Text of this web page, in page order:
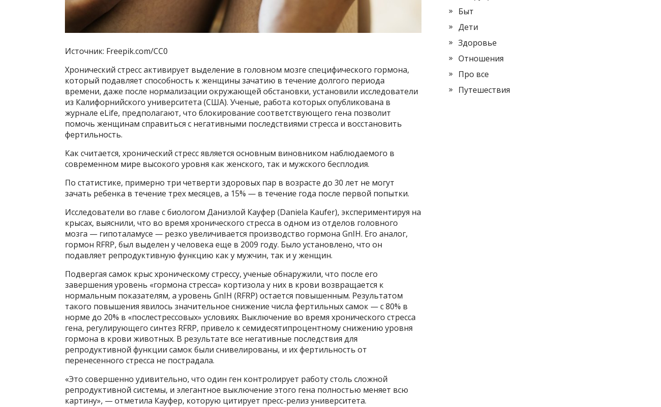
Источник: Freepik.com/CC0
Хронический стресс активирует выделение в головном мозге специфического гормона,
который подавляет способность к женщины зачатию в течение долгого периода
времени, даже после нормализации окружающей обстановки, установили исследователи
из Калифорнийского университета (США). Ученые, работа которых опубликована в
журнале eLife, предполагают, что блокирование соответствующего гена позволит
помочь женщинам справиться с негативными последствиями стресса и восстановить
фертильность.
Как считается, хронический стресс является основным виновником наблюдаемого в
современном мире высокого уровня как женского, так и мужского бесплодия.
По статистике, примерно три четверти здоровых пар в возрасте до 30 лет не могут
зачать ребенка в течение трех месяцев, а 15% — в течение года после первой попытки.
Исследователи во главе с биологом Даниэлой Кауфер (Daniela Kaufer), экспериментируя на
крысах, выяснили, что во время хронического стресса в одном из отделов головного
мозга — гипоталамусе — резко увеличивается производство гормона GnIH. Его аналог,
гормон RFRP, был выделен у человека еще в 2009 году. Было установлено, что он
подавляет репродуктивную функцию как у мужчин, так и у женщин.
Подвергая самок крыс хроническому стрессу, ученые обнаружили, что после его
завершения уровень «гормона стресса» кортизола у них в крови возвращается к
нормальным показателям, а уровень GnIH (RFRP) остается повышенным. Результатом
такого повышения явилось значительное снижение числа фертильных самок — с 80% в
норме до 20% в «послестрессовых» условиях. Выключение во время хронического стресса
гена, регулирующего синтез RFRP, привело к семидесятипроцентному снижению уровня
гормона в крови животных. В результате все негативные последствия для
репродуктивной функции самок были снивелированы, и их фертильность от
перенесенного стресса не пострадала.
«Это совершенно удивительно, что один ген контролирует работу столь сложной
репродуктивной системы, и элегантное выключение этого гена полностью меняет всю
картину», — отметила Кауфер, которую цитирует пресс-релиз университета.
Быт
Дети
Здоровье
Отношения
Про все
Путешествия